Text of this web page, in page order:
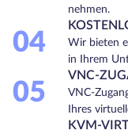
nehmen.
04
Wir bieten
in Ihrem
05
VNC-
VNC-
Ihres
KVM-